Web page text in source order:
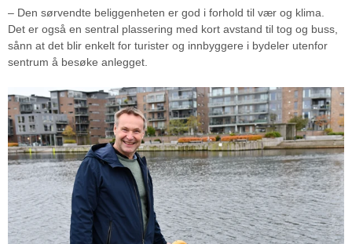
– Den sørvendte beliggenheten er god i forhold til vær og klima.
Det er også en sentral plassering med kort avstand til tog og buss,
sånn at det blir enkelt for turister og innbyggere i bydeler utenfor
sentrum å besøke anlegget.